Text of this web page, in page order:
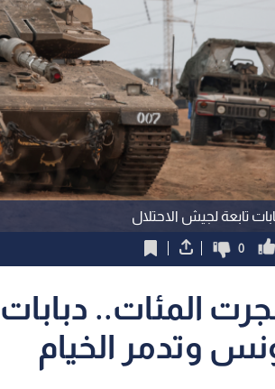
تابعة لجيش الاحتلال
0
المئات..
وتدمر الخيام